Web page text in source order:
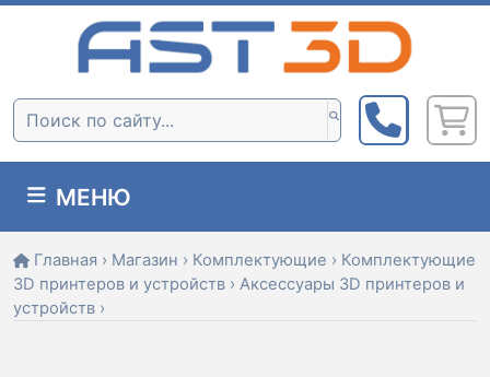
Skip
Поиск:
МЕНЮ
Главная › Магазин › Комплектующие › Комплектующие
3D принтеров и устройств › Аксессуары 3D принтеров и
устройств ›